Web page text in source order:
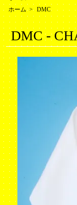
ホーム > DMC
DMC -